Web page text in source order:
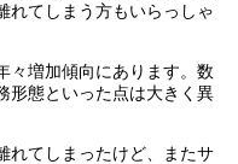
れてしまう方もいらっしゃ
々増加傾向にあります。数
形態といった点は大きく異
れてしまったけど、またサ